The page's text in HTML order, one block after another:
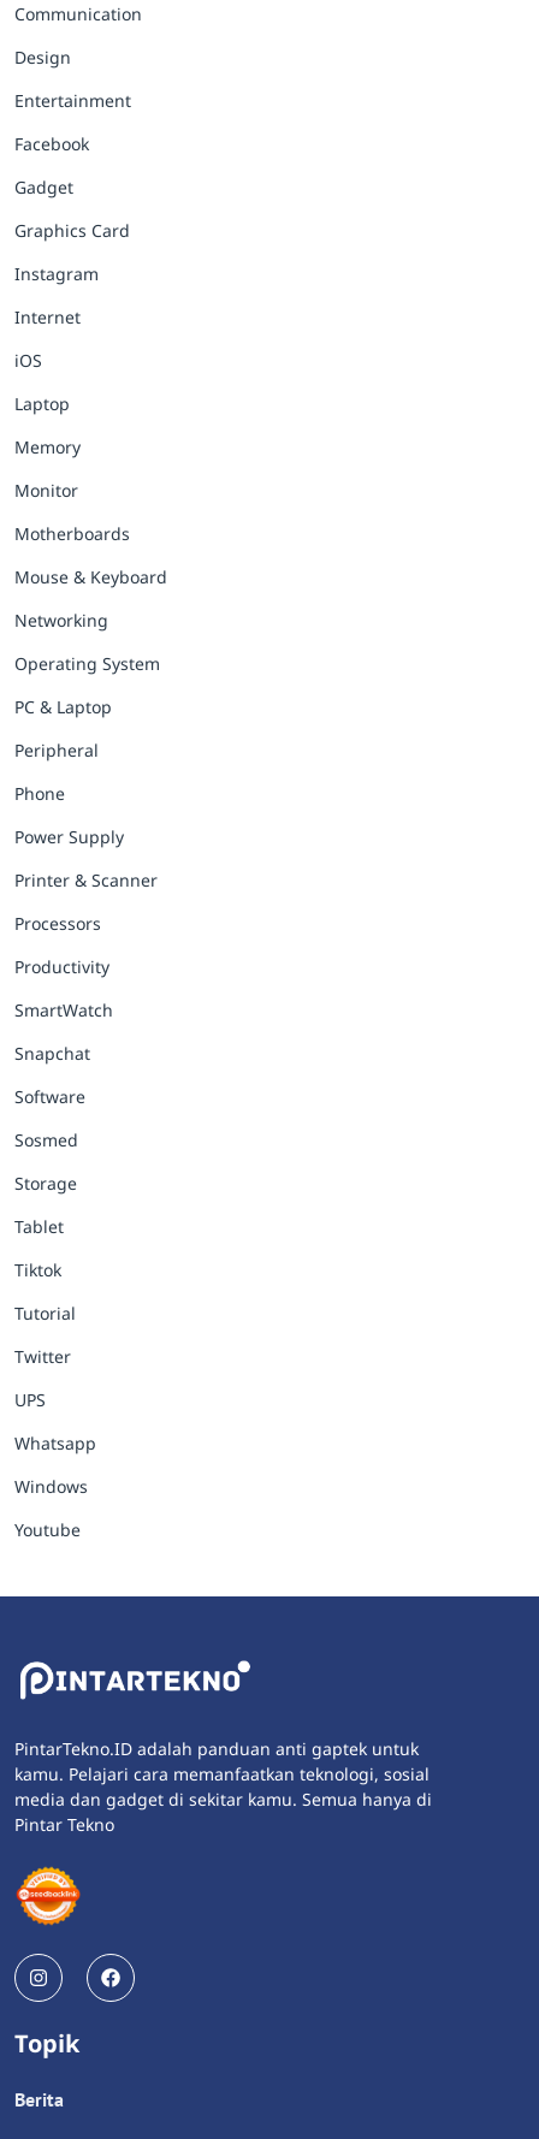
Communication
Design
Entertainment
Facebook
Gadget
Graphics Card
Instagram
Internet
iOS
Laptop
Memory
Monitor
Motherboards
Mouse & Keyboard
Networking
Operating System
PC & Laptop
Peripheral
Phone
Power Supply
Printer & Scanner
Processors
Productivity
SmartWatch
Snapchat
Software
Sosmed
Storage
Tablet
Tiktok
Tutorial
Twitter
UPS
Whatsapp
Windows
Youtube
PintarTekno.ID adalah panduan anti gaptek untuk
kamu. Pelajari cara memanfaatkan teknologi, sosial
media dan gadget di sekitar kamu. Semua hanya di
Pintar Tekno
Topik
Berita